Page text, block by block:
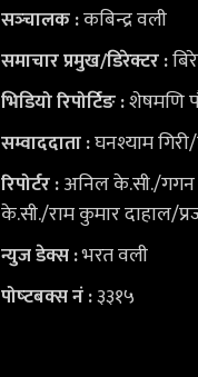
सञ्‍चालक :कबिन्द्र वली
समाचार प्रमुख/डिरेक्टर :
भिडियोरिपोर्टिङ :शेषमणि
सम्वाददाता :घनश्याम
रिपोर्टर :अनिल के.सी./गगन
के.सी./राम कुमार दाहाल/
न्युज डेक्स:भरत वली
पोष्‍टबक्स नं :३३१५